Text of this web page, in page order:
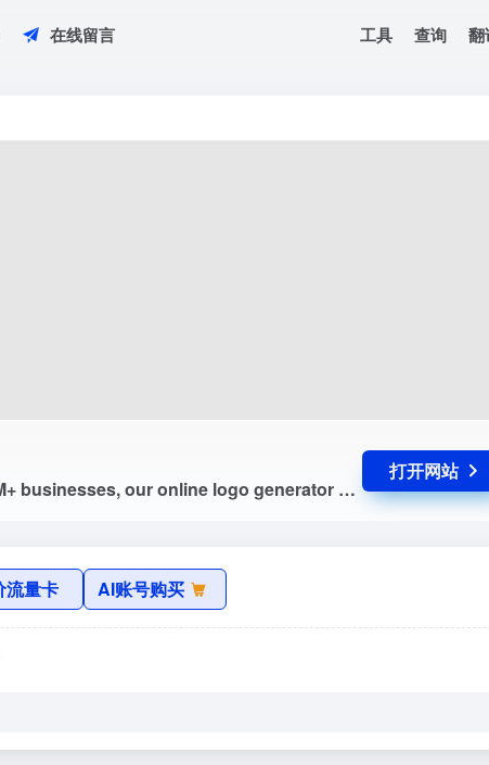
在线留言 工具 查询 翻
Try our free logo maker. Trusted by 30M+ businesses, our online logo generator makes it easy to find the best logo for your business. Make your logo now! Create ...
打开网站
流量卡 AI账号购买
businesses, our online logo genera...